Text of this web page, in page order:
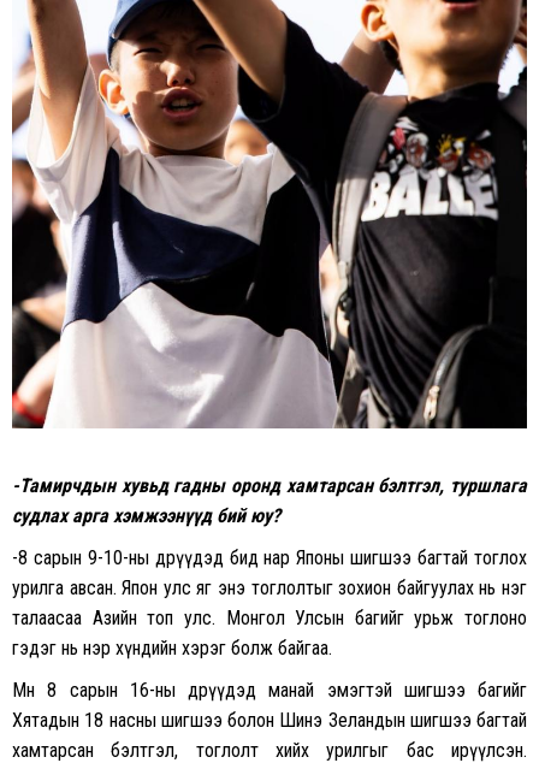
-Тамирчдын хувьд гадны оронд хамтарсан бэлтгэл, туршлага
судлах арга хэмжээнүүд бий юу?
-8 сарын 9-10-ны өдрүүдэд бид нар Японы шигшээ багтай тоглох
урилга авсан. Япон улс яг энэ тоглолтыг зохион байгуулах нь нэг
талаасаа Азийн топ улс. Монгол Улсын багийг урьж тоглоно
гэдэг нь нэр хүндийн хэрэг болж байгаа.
Мөн 8 сарын 16-ны өдрүүдэд манай эмэгтэй шигшээ багийг
Хятадын 18 насны шигшээ болон Шинэ Зеландын шигшээ багтай
хамтарсан бэлтгэл, тоглолт хийх урилгыг бас ирүүлсэн.